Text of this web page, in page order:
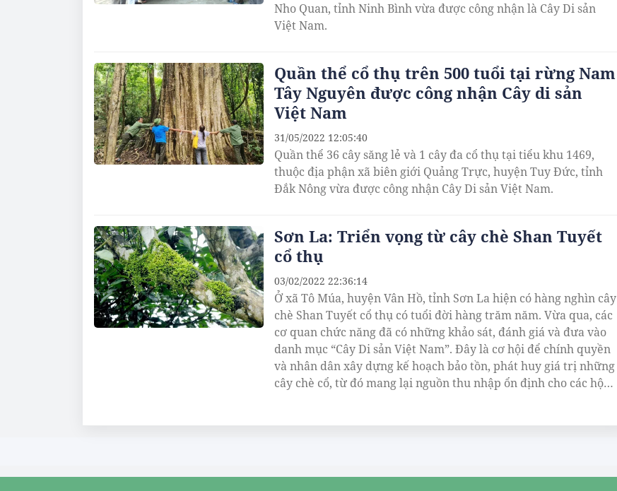
Nho Quan, tỉnh Ninh Bình vừa được công nhận là Cây Di sản
Việt Nam.
Quần thể cổ thụ trên 500 tuổi tại rừng Nam
Tây Nguyên được công nhận Cây di sản
Việt Nam
Quần thể 36 cây săng lẻ và 1 cây đa cổ thụ tại tiểu khu 1469,
thuộc địa phận xã biên giới Quảng Trực, huyện Tuy Đức, tỉnh
Đắk Nông vừa được công nhận Cây Di sản Việt Nam.
31/05/2022 12:05:40
Sơn La: Triển vọng từ cây chè Shan Tuyết
cổ thụ
Ở xã Tô Múa, huyện Vân Hồ, tỉnh Sơn La hiện có hàng nghìn cây
chè Shan Tuyết cổ thụ có tuổi đời hàng trăm năm. Vừa qua, các
cơ quan chức năng đã có những khảo sát, đánh giá và đưa vào
danh mục “Cây Di sản Việt Nam”. Đây là cơ hội để chính quyền
và nhân dân xây dựng kế hoạch bảo tồn, phát huy giá trị những
cây chè cổ, từ đó mang lại nguồn thu nhập ổn định cho các hộ
03/02/2022 22:36:14